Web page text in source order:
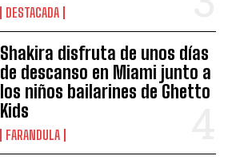
DESTACADA
Shakira disfruta de unos días
de descanso en Miami junto a
los niños bailarines de Ghetto
Kids
FARANDULA